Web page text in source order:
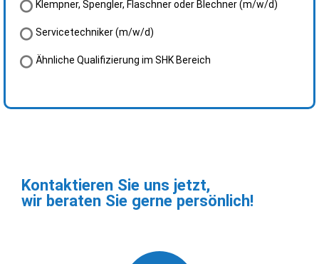
Kontaktieren Sie uns jetzt,
wir beraten Sie gerne persönlich!